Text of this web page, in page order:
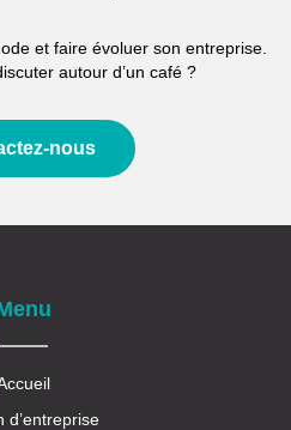
et faire évoluer son entreprise.
autour d’un café ?
nous
d’entreprise